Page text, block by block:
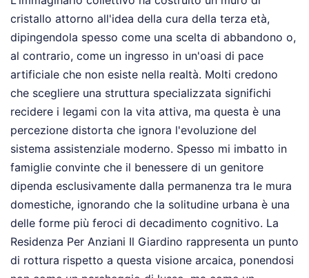
cristallo attorno all'idea della cura della terza età,
dipingendola spesso come una scelta di abbandono o,
al contrario, come un ingresso in un'oasi di pace
artificiale che non esiste nella realtà. Molti credono
che scegliere una struttura specializzata significhi
recidere i legami con la vita attiva, ma questa è una
percezione distorta che ignora l'evoluzione del
sistema assistenziale moderno. Spesso mi imbatto in
famiglie convinte che il benessere di un genitore
dipenda esclusivamente dalla permanenza tra le mura
domestiche, ignorando che la solitudine urbana è una
delle forme più feroci di decadimento cognitivo. La
Residenza Per Anziani Il Giardino rappresenta un punto
di rottura rispetto a questa visione arcaica, ponendosi